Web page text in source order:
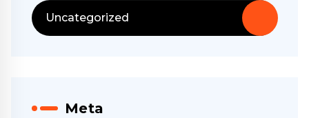
Uncategorized
Meta